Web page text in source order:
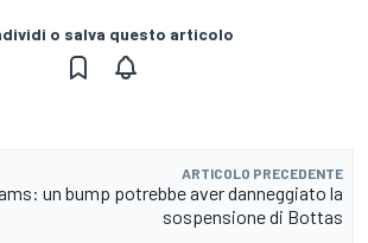
o salva questo articolo
ARTICOLO PRECEDENTE
un bump potrebbe aver danneggiato la
sospensione di Bottas